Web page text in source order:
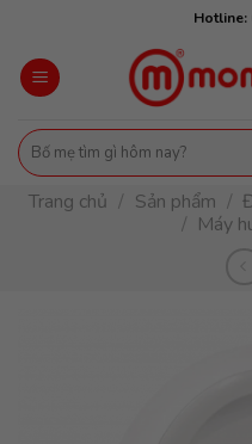
content
Hotline:
Tìm
kiếm:
Trang chủ / Sản phẩm /
/ Máy